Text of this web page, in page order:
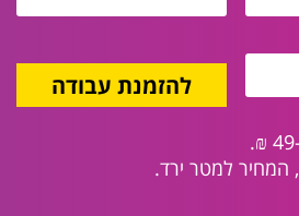
להזמנת עבודה
המחיר למטר ירד.